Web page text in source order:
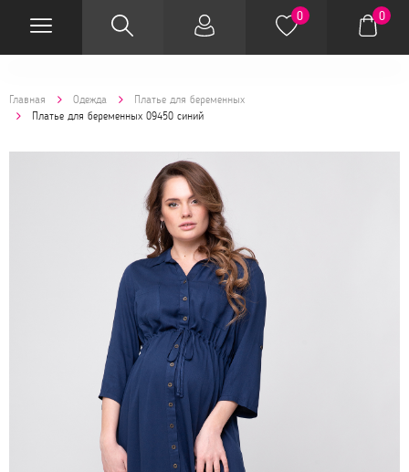
0 0
Главная Одежда
Платье для беременных
Платье для беременных 09450 синий